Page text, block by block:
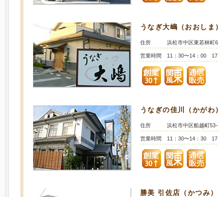
うなぎ大嶋（おおしま
住所 浜松市中区東若林町
営業時間 11：30〜14：00 17
うなぎの佳川（かがわ
住所 浜松市中区船越町
営業時間 11：30〜14：30 17
勝美 引佐店（かつみ）